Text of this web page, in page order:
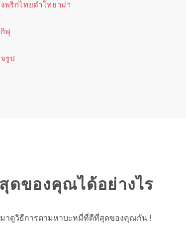
พริกไทยดำโทยาม่า
ฟุ
รูป
ของคุณได้อย่างไร
มาดูวิธีการตามหาบะหมี่ที่ดีที่สุดของคุณกัน !